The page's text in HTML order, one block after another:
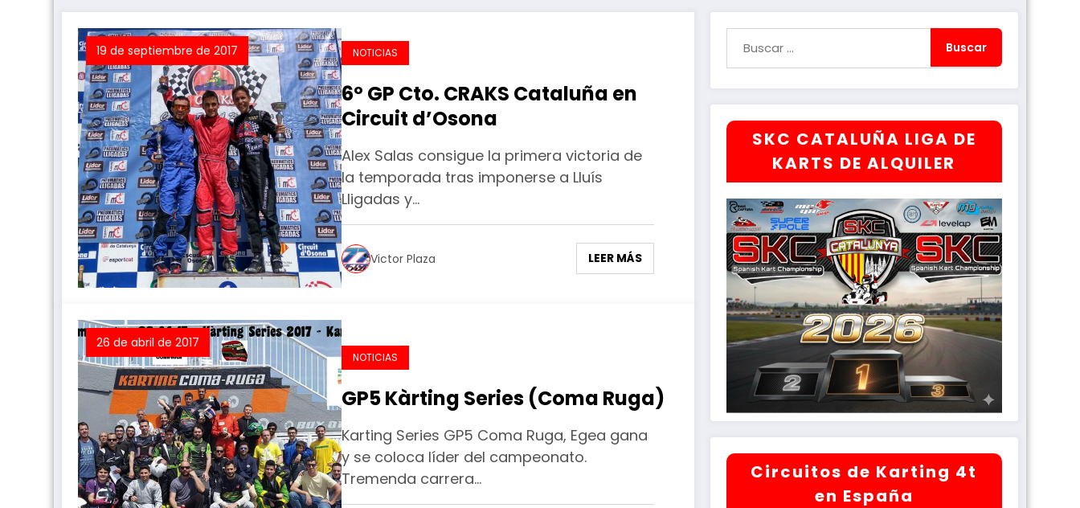
19 de septiembre de 2017 NOTICIAS
6º GP Cto. CRAKS Cataluña en
Circuit d’Osona
Alex Salas consigue la primera victoria de
la temporada tras imponerse a Lluís
Lligadas y…
Victor Plaza LEER MÁS
26 de abril de 2017
NOTICIAS
GP5 Kàrting Series (Coma Ruga)
Karting Series GP5 Coma Ruga, Egea gana
y se coloca líder del campeonato.
Tremenda carrera…
SKC CATALUÑA LIGA DE
KARTS DE ALQUILER
Circuitos de Karting 4t
en España